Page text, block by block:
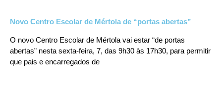
Novo Centro Escolar de Mértola de “portas abertas”
O novo Centro Escolar de Mértola vai estar “de portas
abertas” nesta sexta-feira, 7, das 9h30 às 17h30, para permitir
que pais e encarregados de